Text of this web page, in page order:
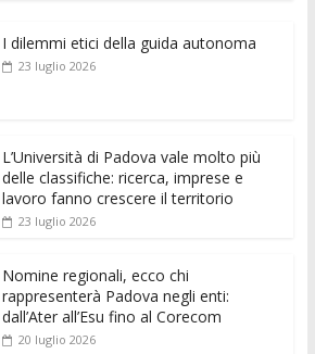
ai
l s
p
ss
e
er
di e di
I dilemmi etici della guida autonoma
23 luglio 2026
L’Università di Padova vale molto più
delle classifiche: ricerca, imprese e
lavoro fanno crescere il territorio
23 luglio 2026
Nomine regionali, ecco chi
rappresenterà Padova negli enti:
dall’Ater all’Esu fino al Corecom
20 luglio 2026